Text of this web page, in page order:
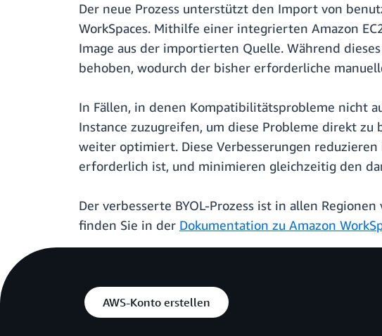
Der neue Prozess unterstützt den Import von
WorkSpaces. Mithilfe einer integrierten Amazon
Image aus der importierten Quelle. Während
behoben, wodurch der bisher erforderliche
In Fällen, in denen Kompatibilitätsprobleme nicht
Instance zuzugreifen, um diese Probleme direkt
weiter optimiert. Diese Verbesserungen
erforderlich ist, und minimieren gleichzeitig den
Der verbesserte BYOL-Prozess ist in allen
finden Sie in der Dokumentation zu Amazon
AWS-Konto erstellen